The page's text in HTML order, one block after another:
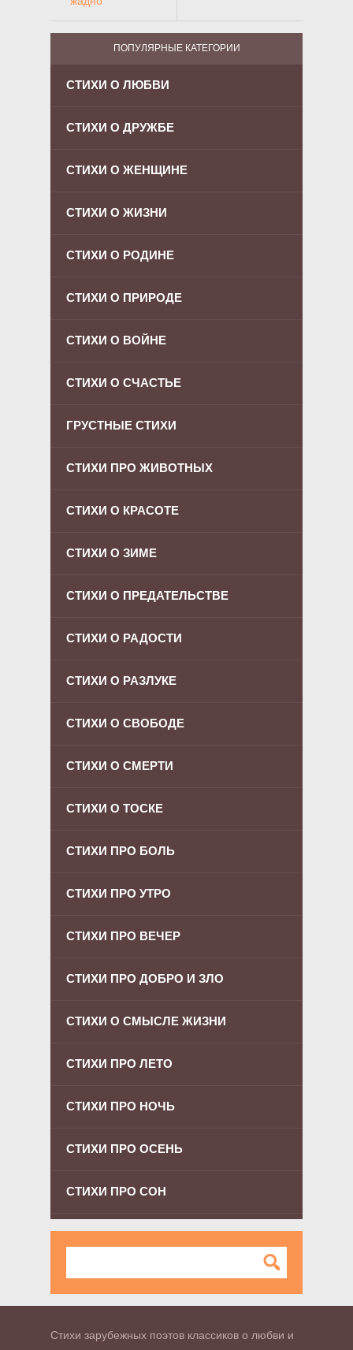
ПОПУЛЯРНЫЕ КАТЕГОРИИ
СТИХИ О ЛЮБВИ
СТИХИ О ДРУЖБЕ
СТИХИ О ЖЕНЩИНЕ
СТИХИ О ЖИЗНИ
СТИХИ О РОДИНЕ
СТИХИ О ПРИРОДЕ
СТИХИ О ВОЙНЕ
СТИХИ О СЧАСТЬЕ
ГРУСТНЫЕ СТИХИ
СТИХИ ПРО ЖИВОТНЫХ
СТИХИ О КРАСОТЕ
СТИХИ О ЗИМЕ
СТИХИ О ПРЕДАТЕЛЬСТВЕ
СТИХИ О РАДОСТИ
СТИХИ О РАЗЛУКЕ
СТИХИ О СВОБОДЕ
СТИХИ О СМЕРТИ
СТИХИ О ТОСКЕ
СТИХИ ПРО БОЛЬ
СТИХИ ПРО УТРО
СТИХИ ПРО ВЕЧЕР
СТИХИ ПРО ДОБРО И ЗЛО
СТИХИ О СМЫСЛЕ ЖИЗНИ
СТИХИ ПРО ЛЕТО
СТИХИ ПРО НОЧЬ
СТИХИ ПРО ОСЕНЬ
СТИХИ ПРО СОН
Стихи зарубежных поэтов классиков о любви и